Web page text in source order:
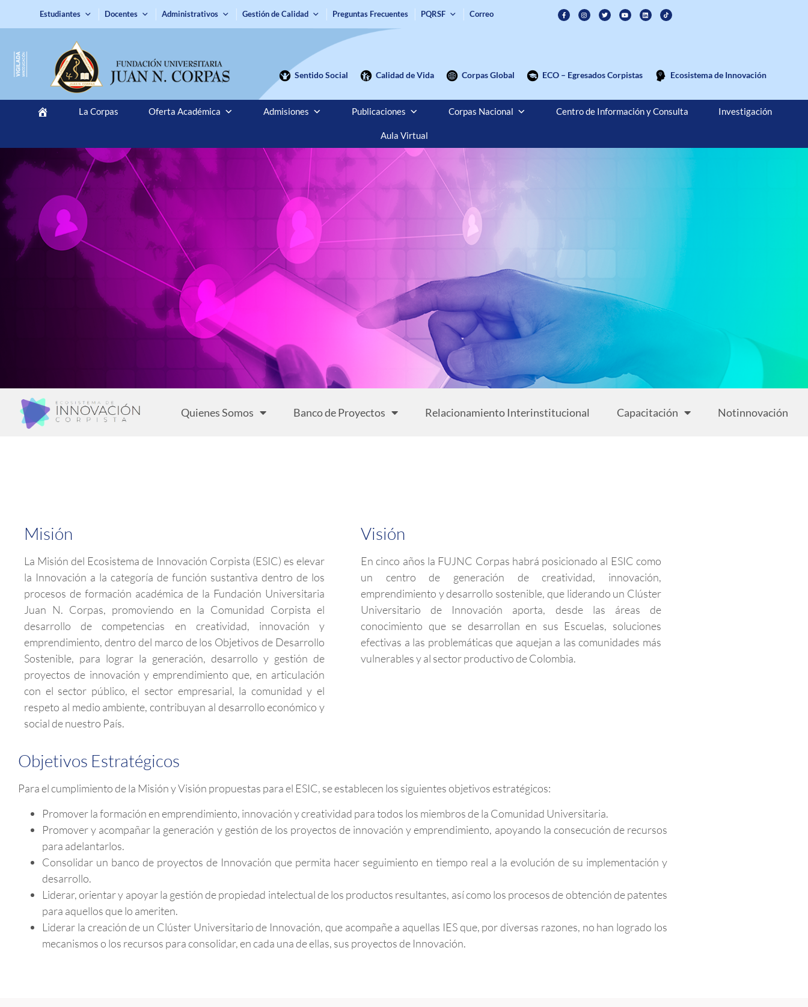
Estudiantes Docentes Administrativos Gestión de Calidad Preguntas Frecuentes PQRSF Correo
Sentido Social Calidad de Vida Corpas Global ECO – Egresados Corpistas Ecosistema de Innovación
La Corpas Oferta Académica Admisiones Publicaciones Corpas Nacional Centro de Información y Consulta Investigación
Aula Virtual
Quienes Somos Banco de Proyectos Relacionamiento Interinstitucional Capacitación Notinnovación
Misión
La Misión del Ecosistema de Innovación Corpista (ESIC) es elevar
la Innovación a la categoría de función sustantiva dentro de los
procesos de formación académica de la Fundación Universitaria
Juan N. Corpas, promoviendo en la Comunidad Corpista el
desarrollo de competencias en creatividad, innovación y
emprendimiento, dentro del marco de los Objetivos de Desarrollo
Sostenible, para lograr la generación, desarrollo y gestión de
proyectos de innovación y emprendimiento que, en articulación
con el sector público, el sector empresarial, la comunidad y el
respeto al medio ambiente, contribuyan al desarrollo económico y
social de nuestro País.
Visión
En cinco años la FUJNC Corpas habrá posicionado al ESIC como
un centro de generación de creatividad, innovación,
emprendimiento y desarrollo sostenible, que liderando un Clúster
Universitario de Innovación aporta, desde las áreas de
conocimiento que se desarrollan en sus Escuelas, soluciones
efectivas a las problemáticas que aquejan a las comunidades más
vulnerables y al sector productivo de Colombia.
Objetivos Estratégicos
Para el cumplimiento de la Misión y Visión propuestas para el ESIC, se establecen los siguientes objetivos estratégicos:
Promover la formación en emprendimiento, innovación y creatividad para todos los miembros de la Comunidad Universitaria.
Promover y acompañar la generación y gestión de los proyectos de innovación y emprendimiento, apoyando la consecución de recursos
para adelantarlos.
Consolidar un banco de proyectos de Innovación que permita hacer seguimiento en tiempo real a la evolución de su implementación y
desarrollo.
Liderar, orientar y apoyar la gestión de propiedad intelectual de los productos resultantes, así como los procesos de obtención de patentes
para aquellos que lo ameriten.
Liderar la creación de un Clúster Universitario de Innovación, que acompañe a aquellas IES que, por diversas razones, no han logrado los
mecanismos o los recursos para consolidar, en cada una de ellas, sus proyectos de Innovación.